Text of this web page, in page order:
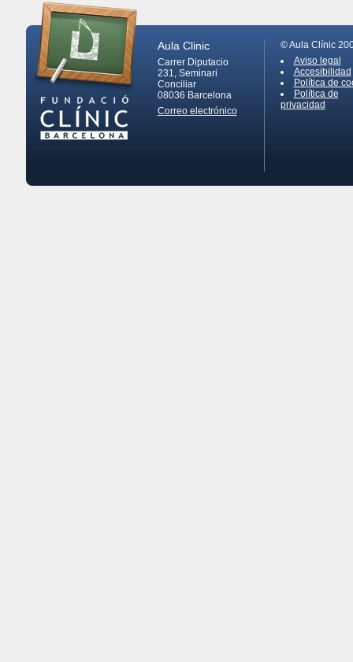
Aula Clinic
Carrer Diputacio
231, Seminari
Conciliar
08036 Barcelona
Correo electrónico
© Aula Clínic
Aviso legal
Accesibilidad
Política de
Política de
privacidad